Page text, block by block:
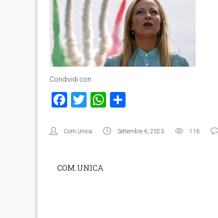
Condividi con
Facebook
TwitterWhatsApp
Com.Unica Settembre 6, 2023 116
COM.UNICA